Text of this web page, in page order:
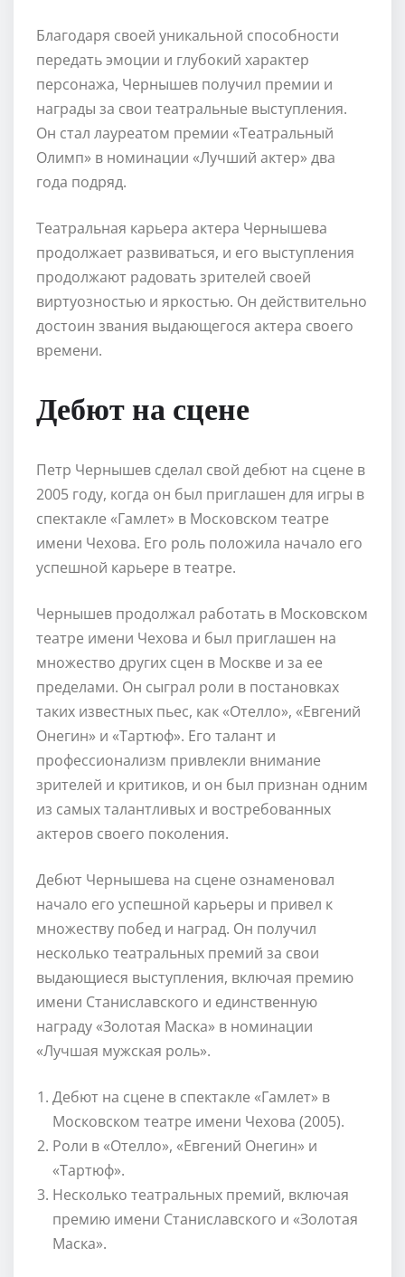
Благодаря своей уникальной способности
передать эмоции и глубокий характер
персонажа, Чернышев получил премии и
награды за свои театральные выступления.
Он стал лауреатом премии «Театральный
Олимп» в номинации «Лучший актер» два
года подряд.
Театральная карьера актера Чернышева
продолжает развиваться, и его выступления
продолжают радовать зрителей своей
виртуозностью и яркостью. Он действительно
достоин звания выдающегося актера своего
времени.
Дебют на сцене
Петр Чернышев сделал свой дебют на сцене в
2005 году, когда он был приглашен для игры в
спектакле «Гамлет» в Московском театре
имени Чехова. Его роль положила начало его
успешной карьере в театре.
Чернышев продолжал работать в Московском
театре имени Чехова и был приглашен на
множество других сцен в Москве и за ее
пределами. Он сыграл роли в постановках
таких известных пьес, как «Отелло», «Евгений
Онегин» и «Тартюф». Его талант и
профессионализм привлекли внимание
зрителей и критиков, и он был признан одним
из самых талантливых и востребованных
актеров своего поколения.
Дебют Чернышева на сцене ознаменовал
начало его успешной карьеры и привел к
множеству побед и наград. Он получил
несколько театральных премий за свои
выдающиеся выступления, включая премию
имени Станиславского и единственную
награду «Золотая Маска» в номинации
«Лучшая мужская роль».
Дебют на сцене в спектакле «Гамлет» в
Московском театре имени Чехова (2005).
Роли в «Отелло», «Евгений Онегин» и
«Тартюф».
Несколько театральных премий, включая
премию имени Станиславского и «Золотая
Маска».